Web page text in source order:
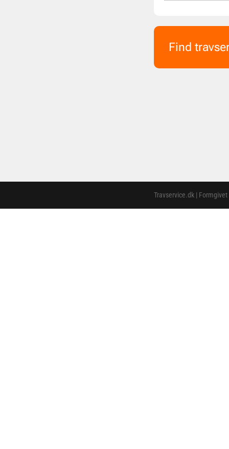
Find
Travservice.dk |